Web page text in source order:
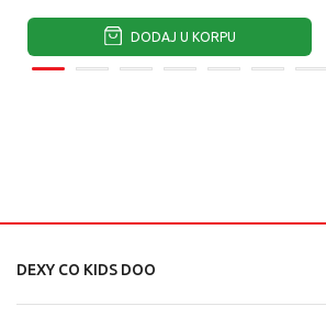
DODAJ U KORPU
DEXY CO KIDS DOO